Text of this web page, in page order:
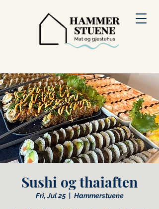
Sushi og thaiaften
Fri, Jul 25
  |
Hammerstuene